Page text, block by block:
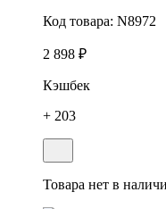
Код товара: N8972
2 898 ₽
Кэшбек
+ 203
Товара нет в